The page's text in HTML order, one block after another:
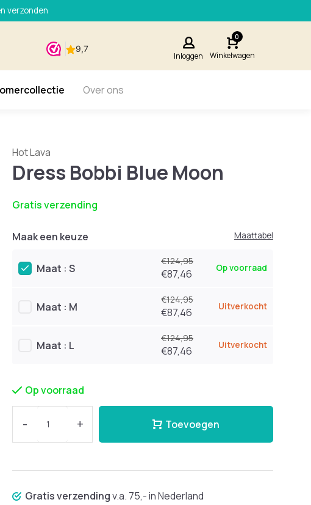
verzonden
Inloggen
0
Winkelwagen
Over ons
Hot Lava
Dress Bobbi Blue Moon
Gratis verzending
Maak een keuze
Maat : S
€124,95
€87,46 Op voorraad
Maat : M
€124,95
€87,46 Uitverkocht
Maat : L
€124,95
€87,46 Uitverkocht
Maattabel
Op voorraad
- + Toevoegen
Gratis verzendingv.a. 75,- in Nederland